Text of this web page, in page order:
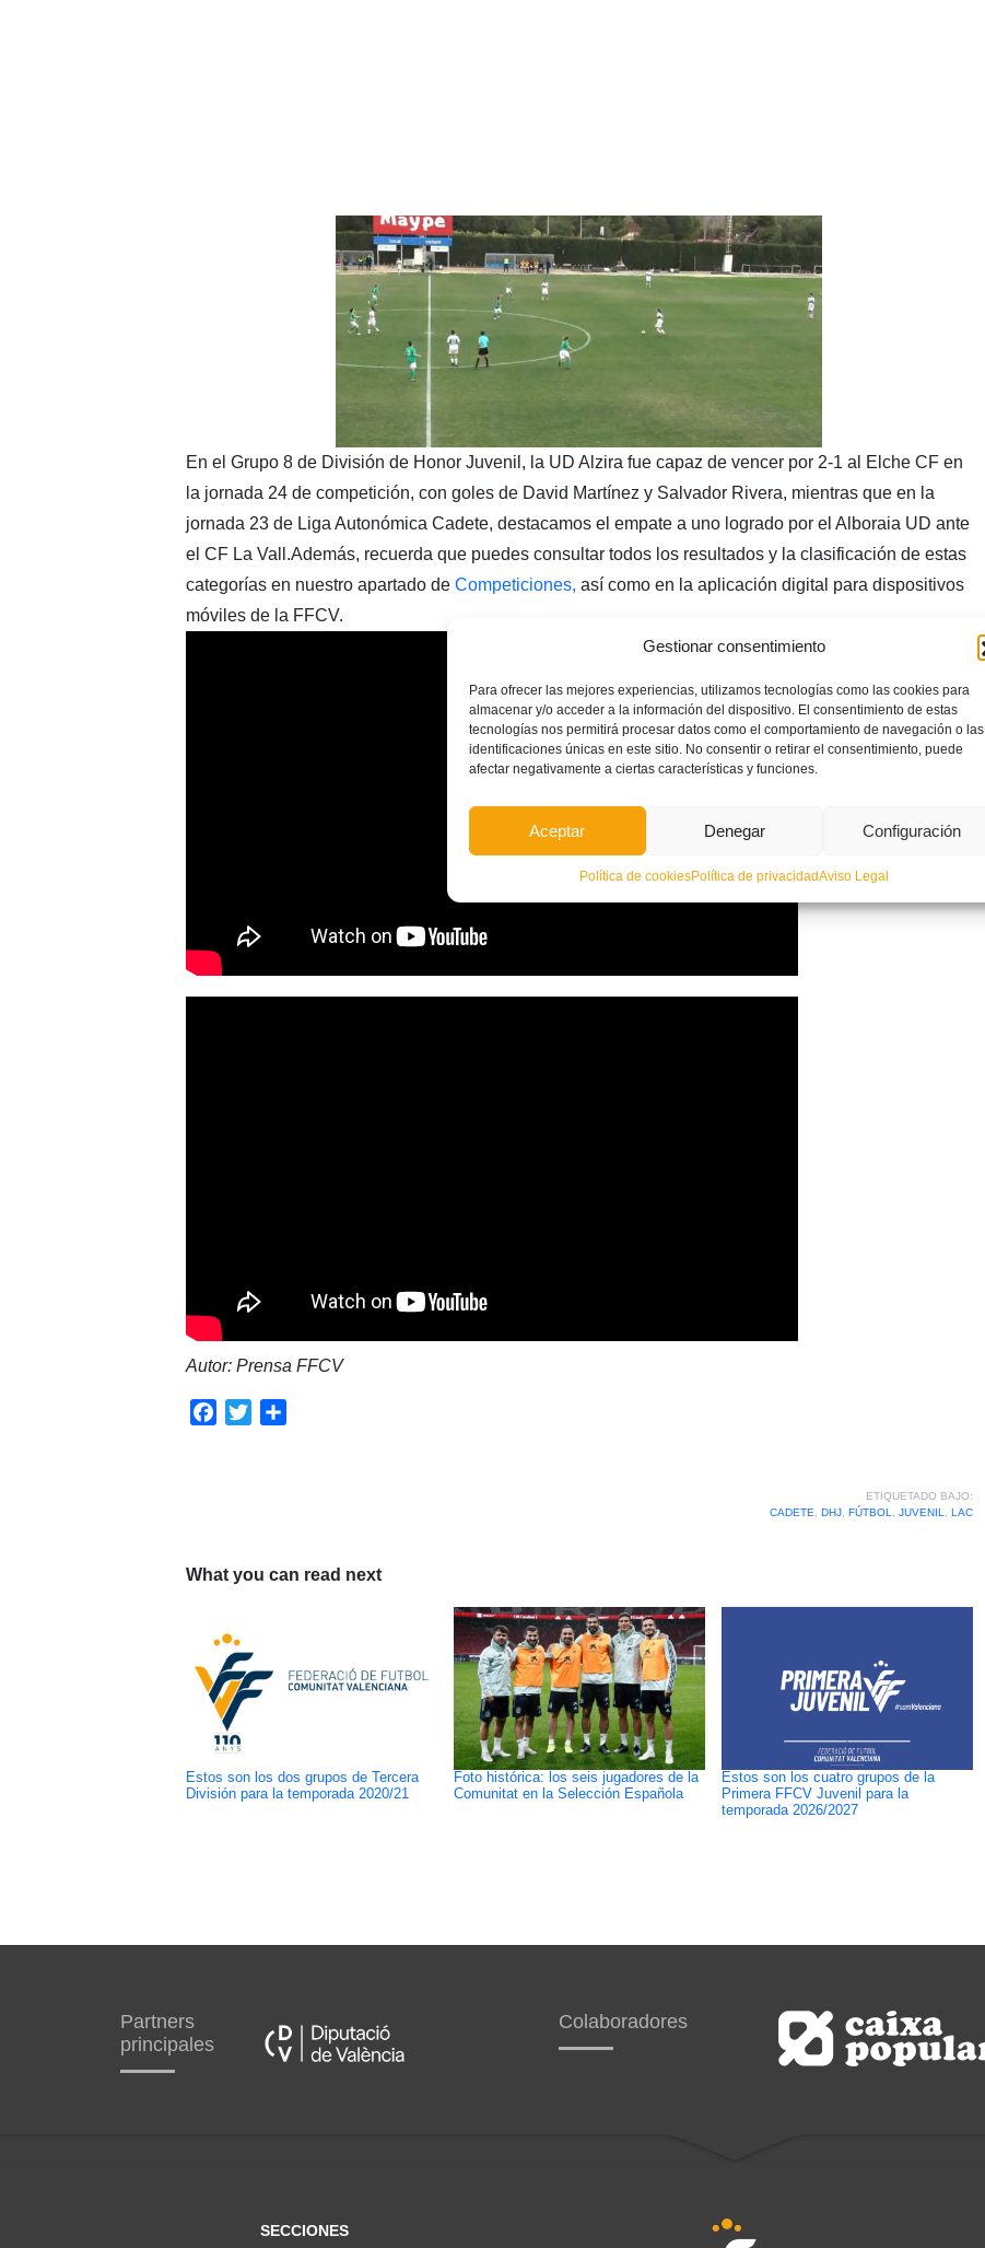
Gestionar consentimiento
Para ofrecer las mejores experiencias, utilizamos tecnologías como las cookies para
almacenar y/o acceder a la información del dispositivo. El consentimiento de estas
tecnologías nos permitirá procesar datos como el comportamiento de navegación o las
identificaciones únicas en este sitio. No consentir o retirar el consentimiento, puede
afectar negativamente a ciertas características y funciones.
Aceptar Denegar Configuración
Política de cookiesPolítica de privacidadAviso Legal
En el Grupo 8 de División de Honor Juvenil, la UD Alzira fue capaz de vencer por 2-1 al Elche CF en
la jornada 24 de competición, con goles de David Martínez y Salvador Rivera, mientras que en la
jornada 23 de Liga Autonómica Cadete, destacamos el empate a uno logrado por el Alboraia UD ante
el CF La Vall.Además, recuerda que puedes consultar todos los resultados y la clasificación de estas
categorías en nuestro apartado de Competiciones, así como en la aplicación digital para dispositivos
móviles de la FFCV.
Autor: Prensa FFCV
Facebook
Twitter
ETIQUETADO BAJO:
CADETE
DHJ, FÚTBOL JUVENIL LAC
What you can read next
Estos son los dos grupos de Tercera
División para la temporada 2020/21
Foto histórica: los seis jugadores de la
Comunitat en la Selección Española
Estos son los cuatro grupos de la
Primera FFCV Juvenil para la
temporada 2026/2027
Partners
principales
Colaboradores
SECCIONES